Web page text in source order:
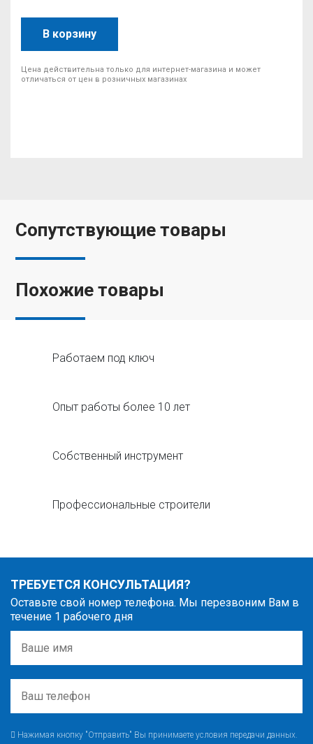
В корзину
Цена действительна только для интернет-магазина и может
отличаться от цен в розничных магазинах
Сопутствующие товары
Похожие товары
Работаем под ключ
Опыт работы более 10 лет
Собственный инструмент
Профессиональные строители
ТРЕБУЕТСЯ КОНСУЛЬТАЦИЯ?
Оставьте свой номер телефона. Мы перезвоним Вам в
течение 1 рабочего дня
Нажимая кнопку "Отправить" Вы принимаете условия передачи данных.